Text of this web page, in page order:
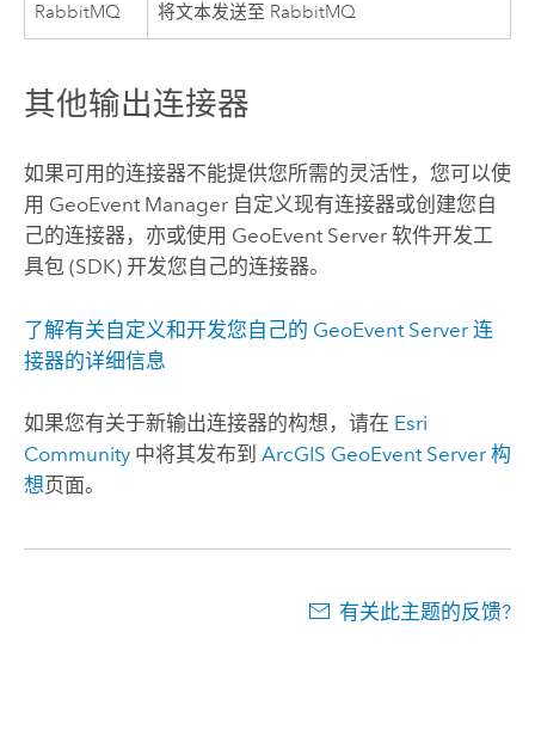
RabbitMQ 将文本发送至 RabbitMQ
其他输出连接器
如果可用的连接器不能提供您所需的灵活性，您可以使
用 GeoEvent Manager自定义现有连接器或创建您自
己的连接器，亦或使用 GeoEvent Server软件开发工
具包 (SDK) 开发您自己的连接器。
了解有关自定义和开发您自己的 GeoEvent Server连
接器的详细信息
如果您有关于新输出连接器的构想，请在 Esri
Community中将其发布到 ArcGIS GeoEvent Server构
想页面。
有关此主题的反馈?